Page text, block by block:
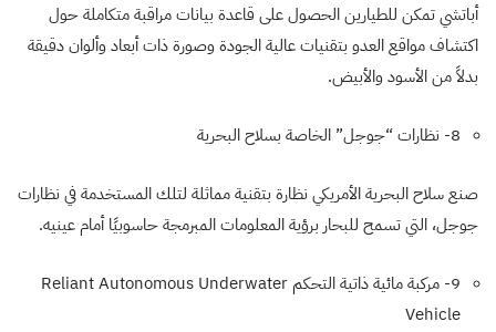
أباتشي تمكن للطيارين الحصول على قاعدة بيانات مراقبة متكاملة حول
اكتشاف مواقع العدو بتقنيات عالية الجودة وصورة ذات أبعاد وألوان دقيقة
بدلاً من الأسود والأبيض.
8- نظارات “جوجل” الخاصة بسلاح البحرية
صنع سلاح البحرية الأمريكي نظارة بتقنية مماثلة لتلك المستخدمة في نظارات
جوجل، التي تسمح للبحار برؤية المعلومات المبرمجة حاسوبيًا أمام عينيه.
9- مركبة مائية ذاتية التحكم
Reliant Autonomous Underwater
Vehicle